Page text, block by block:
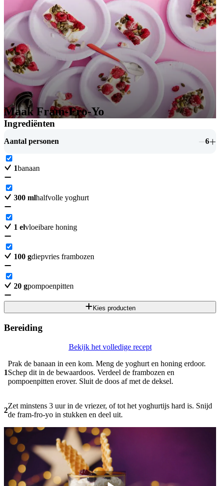
Maak Fram-Fro-Yo
Ingrediënten
Aantal personen 6
1banaan
300 mlhalfvolle yoghurt
1 elvloeibare honing
100 gdiepvries frambozen
20 gpompoenpitten
Kies producten
Bereiding
Bekijk het volledige recept
1
Prak de banaan in een kom. Meng de yoghurt en honing erdoor.
Schep dit in de bewaardoos. Verdeel de frambozen en
pompoenpitten erover. Sluit de doos af met de deksel.
2
Zet minstens 3 uur in de vriezer, of tot het yoghurtijs hard is. Snijd
de fram-fro-yo in stukken en deel uit.